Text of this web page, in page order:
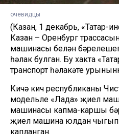
очевидцы
(Казан, 1 декабрь, «Татар-
Казан – Оренбург
машинасы белән
һәлак булган. Бу хакта
транспорт һәлакәте
Кичә кич республиканың
модельле «Лада» җиңел
машинасы капма-каршы
җиңел машина юлдан чыгып
капланган.